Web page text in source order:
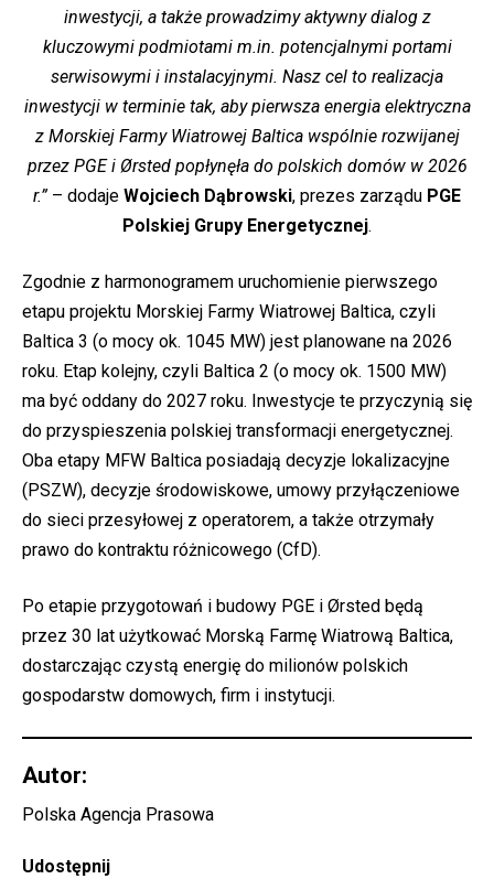
inwestycji, a także prowadzimy aktywny dialog z
kluczowymi podmiotami m.in. potencjalnymi portami
serwisowymi i instalacyjnymi. Nasz cel to realizacja
inwestycji w terminie tak, aby pierwsza energia elektryczna
z Morskiej Farmy Wiatrowej Baltica wspólnie rozwijanej
przez PGE i Ørsted popłynęła do polskich domów w 2026
r.”– dodaje Wojciech Dąbrowski, prezes zarządu PGE
Polskiej Grupy Energetycznej.
Zgodnie z harmonogramem uruchomienie pierwszego
etapu projektu Morskiej Farmy Wiatrowej Baltica, czyli
Baltica 3 (o mocy ok. 1045 MW) jest planowane na 2026
roku. Etap kolejny, czyli Baltica 2 (o mocy ok. 1500 MW)
ma być oddany do 2027 roku. Inwestycje te przyczynią się
do przyspieszenia polskiej transformacji energetycznej.
Oba etapy MFW Baltica posiadają decyzje lokalizacyjne
(PSZW), decyzje środowiskowe, umowy przyłączeniowe
do sieci przesyłowej z operatorem, a także otrzymały
prawo do kontraktu różnicowego (CfD).
Po etapie przygotowań i budowy PGE i Ørsted będą
przez 30 lat użytkować Morską Farmę Wiatrową Baltica,
dostarczając czystą energię do milionów polskich
gospodarstw domowych, firm i instytucji.
Autor:
Polska Agencja Prasowa
Udostępnij